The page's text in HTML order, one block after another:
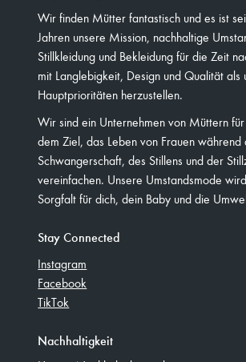
Wir finden Mütter fantastisch und es ist
Jahren unsere Mission, nachhaltige
Stillkleidung und Bekleidung für die Zeit
mit Langlebigkeit, Design und Qualität als
Hauptprioritäten herzustellen.
Wir sind ein Unternehmen von Müttern
dem Ziel, das Leben von Frauen während
Schwangerschaft, des Stillens und der
vereinfachen. Unsere Umstandsmode
Sorgfalt für dich, dein Baby und die
Stay Connected
Instagram
Facebook
TikTok
Nachhaltigkeit